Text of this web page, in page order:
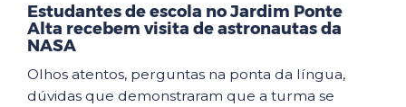
Estudantes de escola no Jardim Ponte
Alta recebem visita de astronautas da
NASA
Olhos atentos, perguntas na ponta da língua,
dúvidas que demonstraram que a turma se